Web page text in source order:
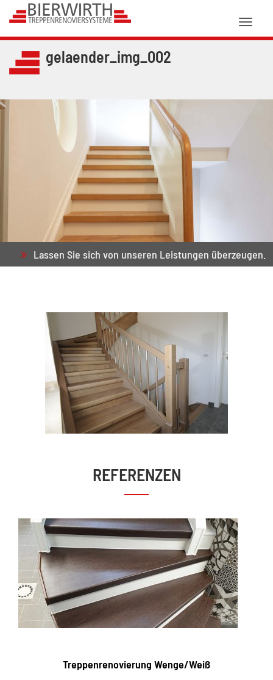
gelaender_img_002
Lassen Sie sich von unseren Leistungen überzeugen.
REFERENZEN
Treppenrenovierung Wenge/Weiß